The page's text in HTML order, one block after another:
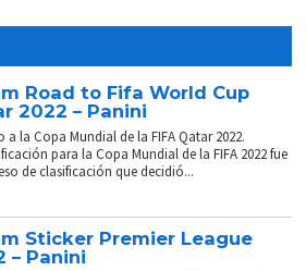
Road to Fifa World Cup
2022 – Panini
a la Copa Mundial de la FIFA Qatar 2022.
para la Copa Mundial de la FIFA 2022 fue
de clasificación que decidió...
Sticker Premier League
– Panini